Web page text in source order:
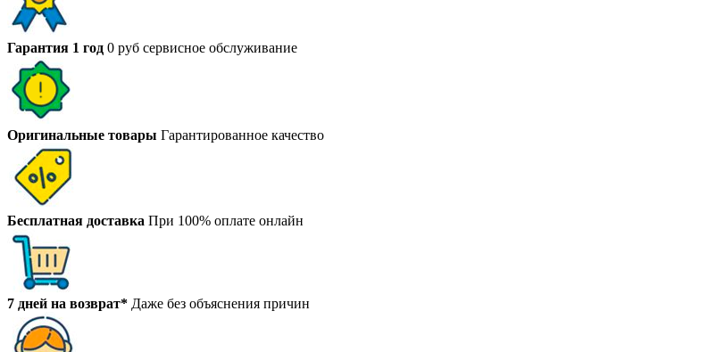
Гарантия 1 год 0 руб сервисное обслуживание
Оригинальные товары Гарантированное качество
Бесплатная доставка При 100% оплате онлайн
7 дней на возврат* Даже без объяснения причин